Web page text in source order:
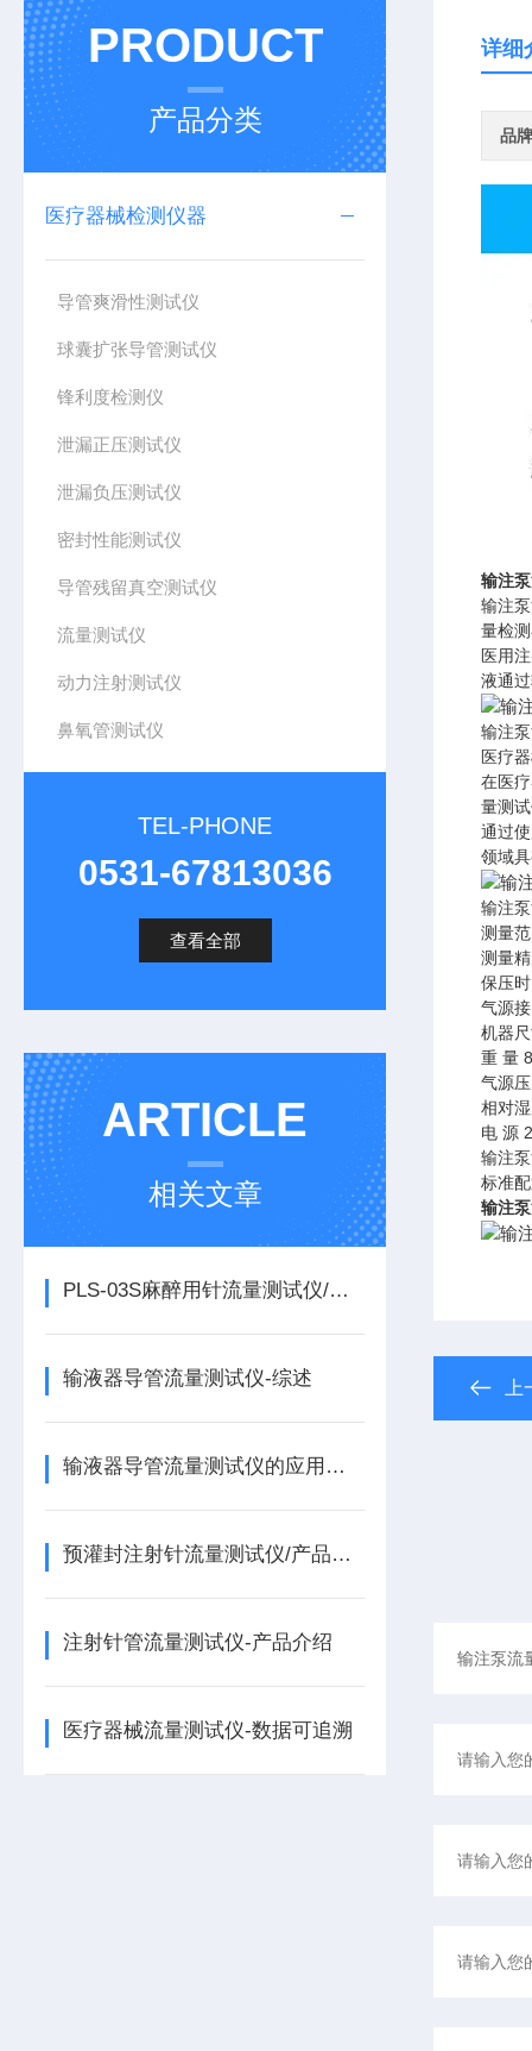
PRODUCT
产品分类
医疗器械检测仪器
导管爽滑性测试仪
球囊扩张导管测试仪
锋利度检测仪
泄漏正压测试仪
泄漏负压测试仪
密封性能测试仪
导管残留真空测试仪
流量测试仪
动力注射测试仪
鼻氧管测试仪
TEL-PHONE
0531-67813036
查看全部
ARTICLE
相关文章
​PLS-03S麻醉用针流量测试仪/设备简介
输液器导管流量测试仪-综述
输液器导管流量测试仪的应用与介绍
预灌封注射针流量测试仪/产品介绍
注射针管流量测试仪-产品介绍
医疗器械流量测试仪-数据可追溯
详细
品牌
输注
输注
量检
医用
液通
输注
医疗
在医
量测
通过
领域
输注
测量
测量
保压
气源
机器
重 量
气源
相对
电 源
输注
标准
输注